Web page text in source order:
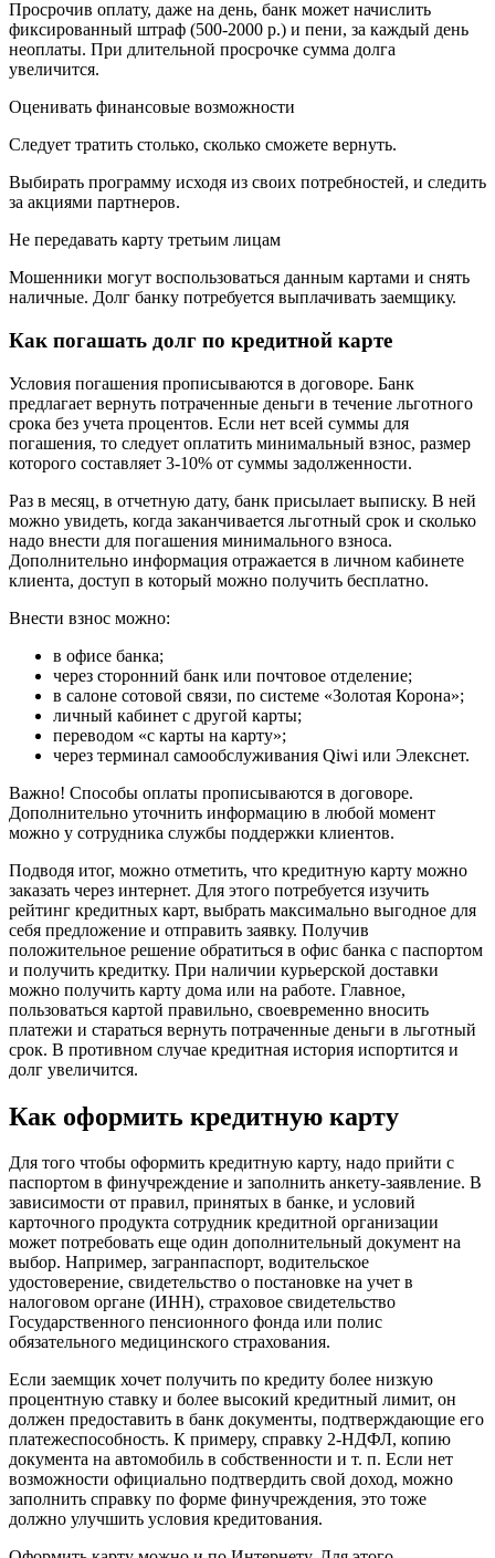
Просрочив оплату, даже на день, банк может начислить
фиксированный штраф (500-2000 р.) и пени, за каждый день
неоплаты. При длительной просрочке сумма долга
увеличится.
Оценивать финансовые возможности
Следует тратить столько, сколько сможете вернуть.
Выбирать программу исходя из своих потребностей, и следить
за акциями партнеров.
Не передавать карту третьим лицам
Мошенники могут воспользоваться данным картами и снять
наличные. Долг банку потребуется выплачивать заемщику.
Как погашать долг по кредитной карте
Условия погашения прописываются в договоре. Банк
предлагает вернуть потраченные деньги в течение льготного
срока без учета процентов. Если нет всей суммы для
погашения, то следует оплатить минимальный взнос, размер
которого составляет 3-10% от суммы задолженности.
Раз в месяц, в отчетную дату, банк присылает выписку. В ней
можно увидеть, когда заканчивается льготный срок и сколько
надо внести для погашения минимального взноса.
Дополнительно информация отражается в личном кабинете
клиента, доступ в который можно получить бесплатно.
Внести взнос можно:
в офисе банка;
через сторонний банк или почтовое отделение;
в салоне сотовой связи, по системе «Золотая Корона»;
личный кабинет с другой карты;
переводом «с карты на карту»;
через терминал самообслуживания Qiwi или Элекснет.
Важно! Способы оплаты прописываются в договоре.
Дополнительно уточнить информацию в любой момент
можно у сотрудника службы поддержки клиентов.
Подводя итог, можно отметить, что кредитную карту можно
заказать через интернет. Для этого потребуется изучить
рейтинг кредитных карт, выбрать максимально выгодное для
себя предложение и отправить заявку. Получив
положительное решение обратиться в офис банка с паспортом
и получить кредитку. При наличии курьерской доставки
можно получить карту дома или на работе. Главное,
пользоваться картой правильно, своевременно вносить
платежи и стараться вернуть потраченные деньги в льготный
срок. В противном случае кредитная история испортится и
долг увеличится.
Как оформить кредитную карту
Для того чтобы оформить кредитную карту, надо прийти с
паспортом в финучреждение и заполнить анкету-заявление. В
зависимости от правил, принятых в банке, и условий
карточного продукта сотрудник кредитной организации
может потребовать еще один дополнительный документ на
выбор. Например, загранпаспорт, водительское
удостоверение, свидетельство о постановке на учет в
налоговом органе (ИНН), страховое свидетельство
Государственного пенсионного фонда или полис
обязательного медицинского страхования.
Если заемщик хочет получить по кредиту более низкую
процентную ставку и более высокий кредитный лимит, он
должен предоставить в банк документы, подтверждающие его
платежеспособность. К примеру, справку 2-НДФЛ, копию
документа на автомобиль в собственности и т. п. Если нет
возможности официально подтвердить свой доход, можно
заполнить справку по форме финучреждения, это тоже
должно улучшить условия кредитования.